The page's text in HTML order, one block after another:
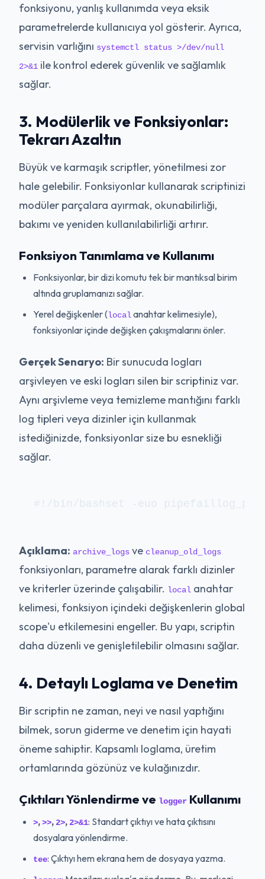
fonksiyonu, yanlış kullanımda veya eksik
parametrelerde kullanıcıya yol gösterir. Ayrıca,
servisin varlığını systemctl status >/dev/null
2>&1 ile kontrol ederek güvenlik ve sağlamlık
sağlar.
3. Modülerlik ve Fonksiyonlar:
Tekrarı Azaltın
Büyük ve karmaşık scriptler, yönetilmesi zor
hale gelebilir. Fonksiyonlar kullanarak scriptinizi
modüler parçalara ayırmak, okunabilirliği,
bakımı ve yeniden kullanılabilirliği artırır.
Fonksiyon Tanımlama ve Kullanımı
Fonksiyonlar, bir dizi komutu tek bir mantıksal birim
altında gruplamanızı sağlar.
Yerel değişkenler (localanahtar kelimesiyle),
fonksiyonlar içinde değişken çakışmalarını önler.
Gerçek Senaryo: Bir sunucuda logları
arşivleyen ve eski logları silen bir scriptiniz var.
Aynı arşivleme veya temizleme mantığını farklı
log tipleri veya dizinler için kullanmak
istediğinizde, fonksiyonlar size bu esnekliği
sağlar.
Açıklama: archive_logs ve cleanup_old_logs
fonksiyonları, parametre alarak farklı dizinler
ve kriterler üzerinde çalışabilir. local anahtar
kelimesi, fonksiyon içindeki değişkenlerin global
scope'u etkilemesini engeller. Bu yapı, scriptin
daha düzenli ve genişletilebilir olmasını sağlar.
4. Detaylı Loglama ve Denetim
Bir scriptin ne zaman, neyi ve nasıl yaptığını
bilmek, sorun giderme ve denetim için hayati
öneme sahiptir. Kapsamlı loglama, üretim
ortamlarında gözünüz ve kulağınızdır.
Çıktıları Yönlendirme ve logger Kullanımı
>,>>,2>,2>&1: Standart çıktıyı ve hata çıktısını
dosyalara yönlendirme.
tee: Çıktıyı hem ekrana hem de dosyaya yazma.